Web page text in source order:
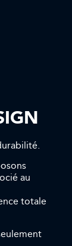
au
totale